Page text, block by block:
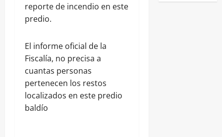
reporte de incendio en este
predio.
El informe oficial de la
Fiscalía, no precisa a
cuantas personas
pertenecen los restos
localizados en este predio
baldío